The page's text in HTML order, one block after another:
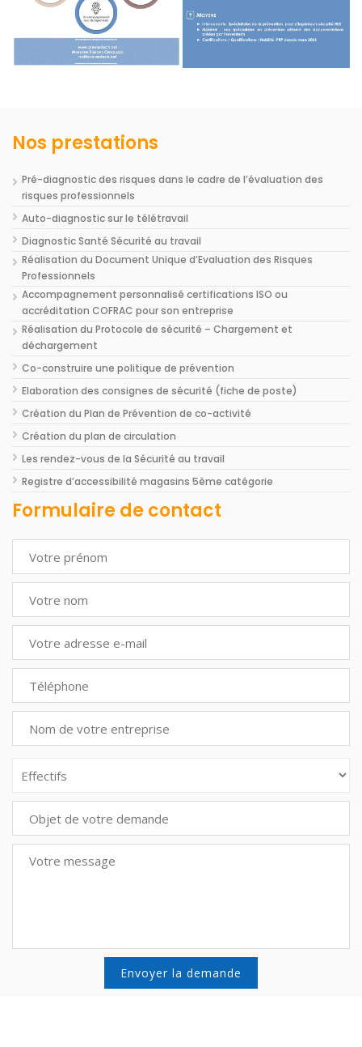
Nos prestations
Pré-diagnostic des risques dans le cadre de l’évaluation des
risques professionnels
Auto-diagnostic sur le télétravail
Diagnostic Santé Sécurité au travail
Réalisation du Document Unique d’Evaluation des Risques
Professionnels
Accompagnement personnalisé certifications ISO ou
accréditation COFRAC pour son entreprise
Réalisation du Protocole de sécurité – Chargement et
déchargement
Co-construire une politique de prévention
Elaboration des consignes de sécurité (fiche de poste)
Création du Plan de Prévention de co-activité
Création du plan de circulation
Les rendez-vous de la Sécurité au travail
Registre d’accessibilité magasins 5ème catégorie
Formulaire de contact